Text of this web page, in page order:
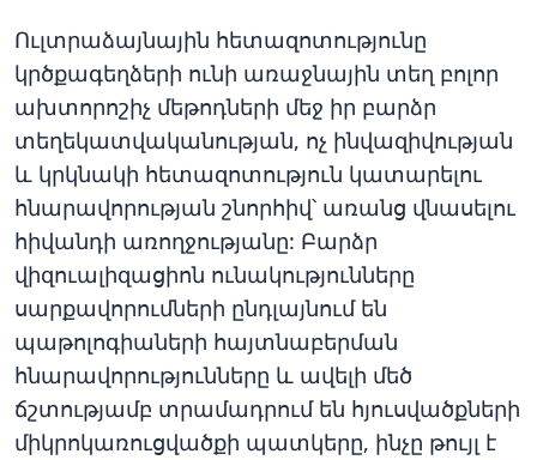
Ուլտրաձայնային հետազոտությունը
կրծքագեղձերի ունի առաջնային տեղ բոլոր
ախտորոշիչ մեթոդների մեջ իր բարձր
տեղեկատվականության, ոչ ինվազիվության
և կրկնակի հետազոտություն կատարելու
հնարավորության շնորհիվ՝ առանց վնասելու
հիվանդի առողջությանը: Բարձր
վիզուալիզացիոն ունակությունները
սարքավորումների ընդլայնում են
պաթոլոգիաների հայտնաբերման
հնարավորությունները և ավելի մեծ
ճշտությամբ տրամադրում են հյուսվածքների
միկրոկառուցվածքի պատկերը, ինչը թույլ է